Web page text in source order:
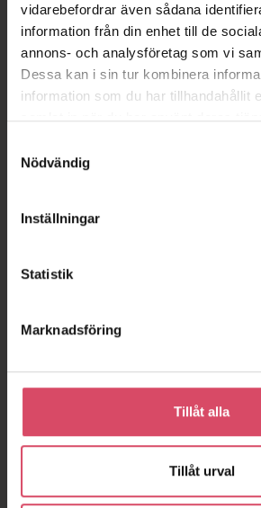
vidarebefordrar även sådana
information från din enhet till de
annons- och analysföretag som vi
Dessa kan i sin tur kombinera
information som du har tillhandahållit
samlat in när du har använt deras
Nödvändig
Inställningar
Statistik
Marknadsföring
Tillåt alla
Tillåt urval